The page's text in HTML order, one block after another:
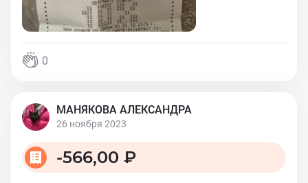
0
МАНЯКОВА АЛЕКСАНДРА
26 ноября 2023
-566,00 ₽